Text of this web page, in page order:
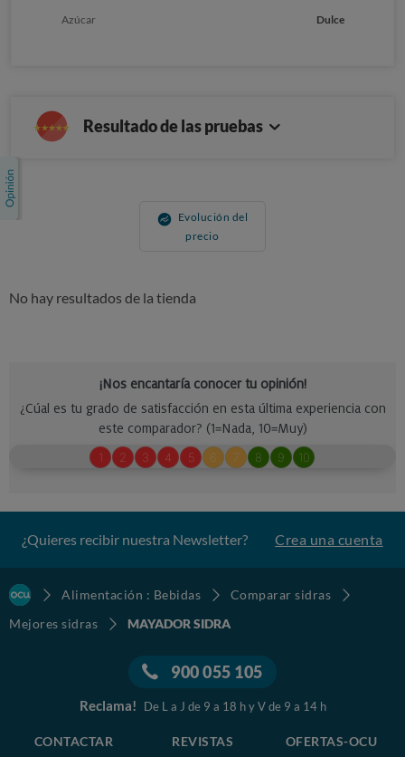
Azúcar Dulce
Resultado de las pruebas
Evolución del
precio
No hay resultados de la tienda
¿Quieres recibir nuestra Newsletter? Crea una cuenta
Alimentación : Bebidas
Comparar sidras
Mejores sidras
MAYADOR SIDRA
900 055 105
Reclama! De L a J de 9 a 18 h y V de 9 a 14 h
CONTACTAR REVISTAS OFERTAS-OCU